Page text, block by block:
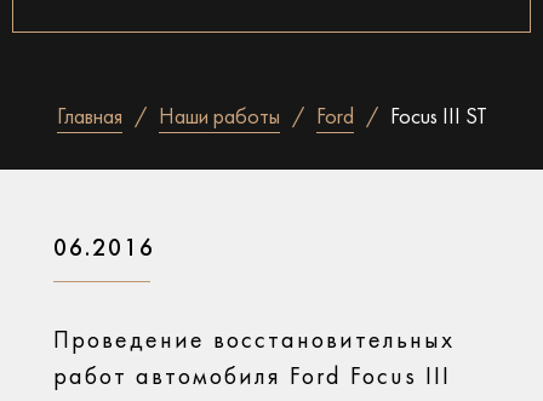
Главная Наши работы Ford Focus III ST
06.2016
Проведение восстановительных
работ автомобиля Ford Focus III